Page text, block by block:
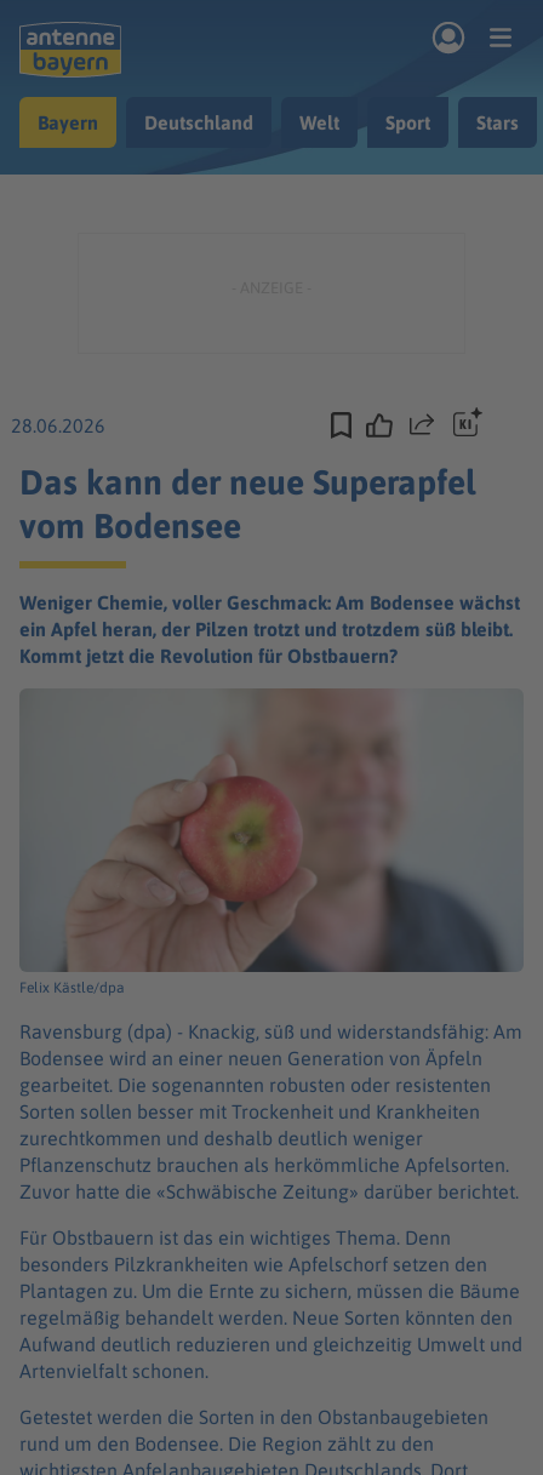
Musik & Radio
Bayern Deutschland Welt Sport Stars
28.06.2026 Teilen
Das kann der neue Superapfel
vom Bodensee
Weniger Chemie, voller Geschmack: Am Bodensee wächst
ein Apfel heran, der Pilzen trotzt und trotzdem süß bleibt.
Kommt jetzt die Revolution für Obstbauern?
Felix Kästle/dpa
Ravensburg (dpa) - Knackig, süß und widerstandsfähig: Am
Bodensee wird an einer neuen Generation von Äpfeln
gearbeitet. Die sogenannten robusten oder resistenten
Sorten sollen besser mit Trockenheit und Krankheiten
zurechtkommen und deshalb deutlich weniger
Pflanzenschutz brauchen als herkömmliche Apfelsorten.
Zuvor hatte die «Schwäbische Zeitung» darüber berichtet.
Für Obstbauern ist das ein wichtiges Thema. Denn
besonders Pilzkrankheiten wie Apfelschorf setzen den
Plantagen zu. Um die Ernte zu sichern, müssen die Bäume
regelmäßig behandelt werden. Neue Sorten könnten den
Aufwand deutlich reduzieren und gleichzeitig Umwelt und
Artenvielfalt schonen.
Getestet werden die Sorten in den Obstanbaugebieten
rund um den Bodensee. Die Region zählt zu den
wichtigsten Apfelanbaugebieten Deutschlands. Dort